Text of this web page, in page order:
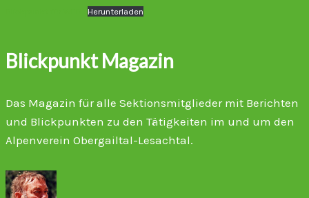
Herunterladen
Blickpunkt Magazin
Das Magazin für alle Sektionsmitglieder mit Berichten
und Blickpunkten zu den Tätigkeiten im und um den
Alpenverein Obergailtal-Lesachtal.